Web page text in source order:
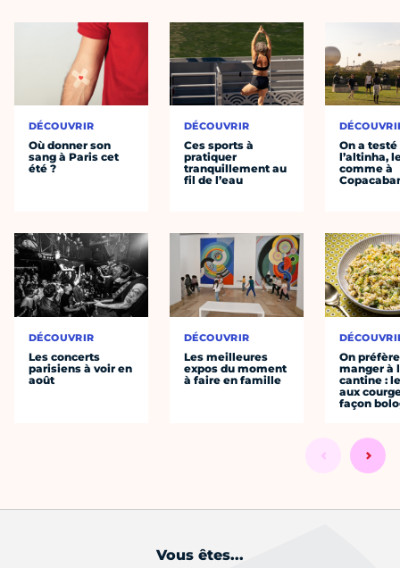
DÉCOUVRIR
Où donner son
sang à Paris cet
été ?
DÉCOUVRIR
Les concerts
parisiens à voir en
août
DÉCOUVRIR
Ces sports à
pratiquer
tranquillement au
fil de l’eau
DÉCOUVRIR
Les meilleures
expos du moment
à faire en famille
On a testé
l’altinha,
comme à
On préfère
manger à
cantine :
aux
façon
Vous êtes...